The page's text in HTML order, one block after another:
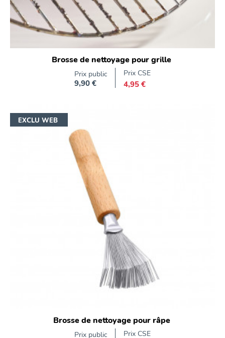
Brosse de nettoyage pour grille
Prix public
Prix
9,90 €
Prix CSE
4,95 €
Brosse de nettoyage pour râpe
Prix public Prix CSE
EXCLU WEB